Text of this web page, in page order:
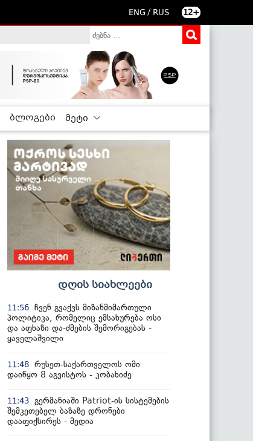
ENG / RUS 12+
ბლოგები მეტი
დღის სიახლეები
11:56 ჩვენ გვაქვს მიზანმიმართული
პოლიტიკა, რომელიც ემსახურება ოსი
და აფხაზი და-ძმების შემორიგებას -
ყაველაშვილი
11:48 რუსეთ-საქართველოს ომი
დაიწყო 8 აგვისტოს - კობახიძე
11:43 გერმანიაში Patriot-ის სისტემების
შემკეთებელ ბაზაზე დრონები
დააფიქსირეს - მედია